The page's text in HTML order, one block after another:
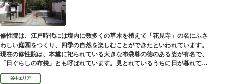
修性院は、江戸時代には境内に数多くの草木を植えて「花見寺」の名にふさ
わしい庭園をつくり、四季の自然を楽しむことができたといわれています。
現在の修性院は、本堂に祀られている大きな布袋尊の徳のある姿が有名で、
「日ぐらしの布袋」とも呼ばれています。見とれているうちに日が暮れてし
まった、という言い伝えです。
谷中エリア